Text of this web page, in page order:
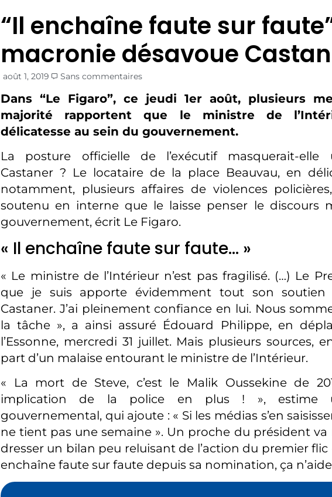
“Il enchaîne faute sur
macronie désavoue
août 1, 2019 Sans commentaires
Dans “Le Figaro”, ce jeudi 1er août, plusieurs
majorité rapportent que le ministre de
délicatesse au sein du gouvernement.
La posture officielle de l’exécutif masquerait-elle
Castaner ? Le locataire de la place Beauvau, en
notamment, plusieurs affaires de violences
soutenu en interne que le laisse penser le discours
gouvernement, écrit Le Figaro.
« Il enchaîne faute sur faute… »
« Le ministre de l’Intérieur n’est pas fragilisé. (…) Le
que je suis apporte évidemment tout son soutien
Castaner. J’ai pleinement confiance en lui. Nous
la tâche », a ainsi assuré Édouard Philippe, en
l’Essonne, mercredi 31 juillet. Mais plusieurs sources,
part d’un malaise entourant le ministre de l’Intérieur.
« La mort de Steve, c’est le Malik Oussekine de
implication de la police en plus ! », estime
gouvernemental, qui ajoute : « Si les médias s’en
ne tient pas une semaine ». Un proche du président va
dresser un bilan peu reluisant de l’action du premier flic
enchaîne faute sur faute depuis sa nomination, ça